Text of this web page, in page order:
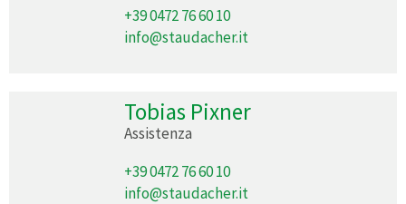
+39 0472 76 60 10
info@staudacher.it
Tobias Pixner
Assistenza
+39 0472 76 60 10
info@staudacher.it